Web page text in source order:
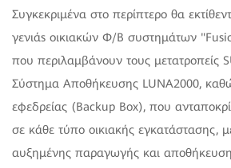
Συγκεκριμένα στο περίπτερο θα
γενιάs οικιακών Φ/Β συστημάτων
που περιλαμβάνουν τους μετατροπείς
Σύστημα Αποθήκευσης LUNA2000,
εφεδρείας (Backup Box), που
σε κάθε τύπο οικιακής εγκατάστασης,
αυξημένης παραγωγής και